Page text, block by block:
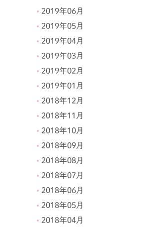
2019年06月
2019年05月
2019年04月
2019年03月
2019年02月
2019年01月
2018年12月
2018年11月
2018年10月
2018年09月
2018年08月
2018年07月
2018年06月
2018年05月
2018年04月